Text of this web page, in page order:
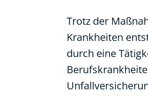
Trotz der
Krankheiten
durch eine